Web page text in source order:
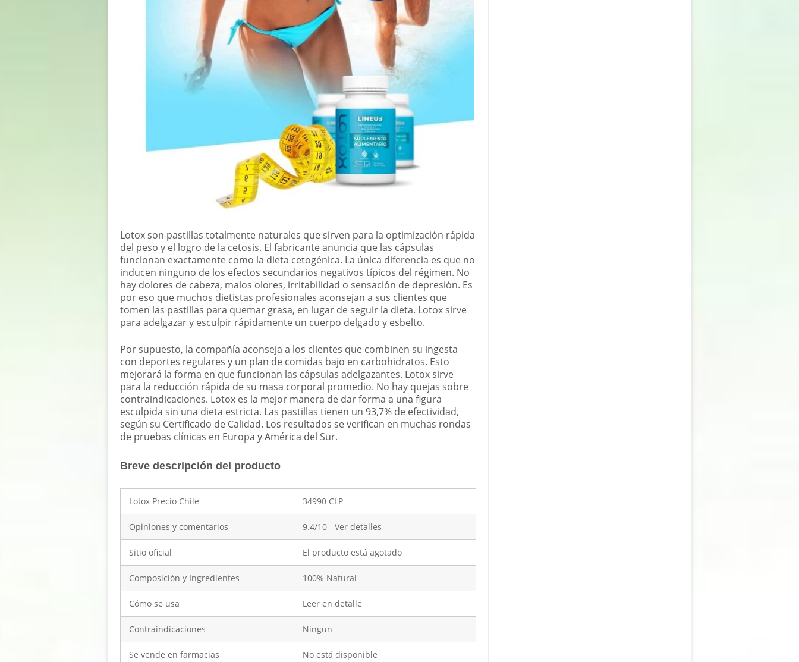
Lotox son pastillas totalmente naturales que sirven para la optimización rápida
del peso y el logro de la cetosis. El fabricante anuncia que las cápsulas
funcionan exactamente como la dieta cetogénica. La única diferencia es que no
inducen ninguno de los efectos secundarios negativos típicos del régimen. No
hay dolores de cabeza, malos olores, irritabilidad o sensación de depresión. Es
por eso que muchos dietistas profesionales aconsejan a sus clientes que
tomen las pastillas para quemar grasa, en lugar de seguir la dieta. Lotox sirve
para adelgazar y esculpir rápidamente un cuerpo delgado y esbelto.
Por supuesto, la compañía aconseja a los clientes que combinen su ingesta
con deportes regulares y un plan de comidas bajo en carbohidratos. Esto
mejorará la forma en que funcionan las cápsulas adelgazantes. Lotox sirve
para la reducción rápida de su masa corporal promedio. No hay quejas sobre
contraindicaciones. Lotox es la mejor manera de dar forma a una figura
esculpida sin una dieta estricta. Las pastillas tienen un 93,7% de efectividad,
según su Certificado de Calidad. Los resultados se verifican en muchas rondas
de pruebas clínicas en Europa y América del Sur.
Breve descripción del producto
Lotox Precio Chile 34990 CLP
Opiniones y comentarios 9.4/10 - Ver detalles
Sitio oficial El producto está agotado
Composición y Ingredientes 100% Natural
Cómo se usa Leer en detalle
Contraindicaciones Ningun
Se vende en farmacias No está disponible